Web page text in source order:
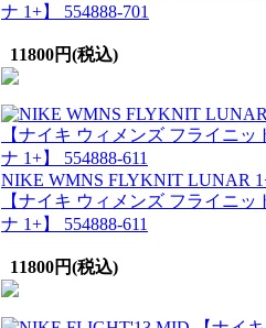
ナ 1+】 554888-701
11800円(税込)
NIKE WMNS FLYKNIT LUNAR
【ナイキ ウィメンズ フライニッ
ナ 1+】 554888-611
11800円(税込)